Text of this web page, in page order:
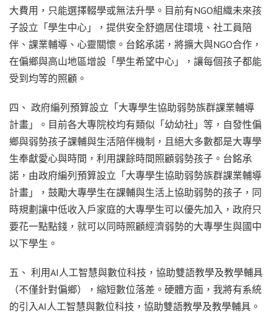
大費用，只能選擇輟學或無法升學。目前有NGO組織未來孩
子設立「學生中心」，提供安全舒適居住環境、社工員陪
伴、課業輔導、心靈關懷。台銘承諾，將擴大與NGO合作，
在偏鄉與高山地區增設「學生希望中心」，讓每個孩子都能
受到均等的照顧。
四、 政府編列預算設立「大專學生協助弱勢族群課業輔導
計畫」。目前各大專院校均有類似「幼幼社」等，自發性偏
鄉與弱勢孩子課輔與生活陪伴機制，且絕大多數都是大專學
生奉獻愛心與時間，利用課餘時間照顧弱勢孩子。台銘承
諾，由政府編列預算設立「大專學生協助弱勢族群課業輔導
計畫」，鼓勵大專學生在課輔與生活上協助弱勢的孩子，同
時規劃讓中低收入戶家庭的大專學生可以優先加入，政府只
要花一點點錢，就可以同時照顧經濟弱勢的大專學生與國中
以下學生。
五、 利用AI人工智慧與數位科技，協助雙語教學及教學輔具
（不僅針對偏鄉），縮短數位落差。硬體方面，我將有系統
的引入AI人工智慧與數位科技，協助雙語教學及教學輔具。